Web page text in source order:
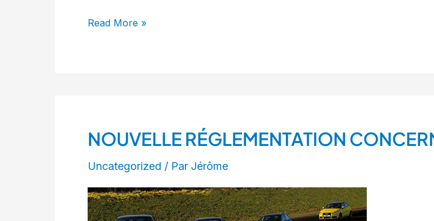
Read More »
NOUVELLE RÉGLEMENTATION
Uncategorized / Par Jérôme
NOUVELLE
CONCERNANT
LES
JOURNÉES